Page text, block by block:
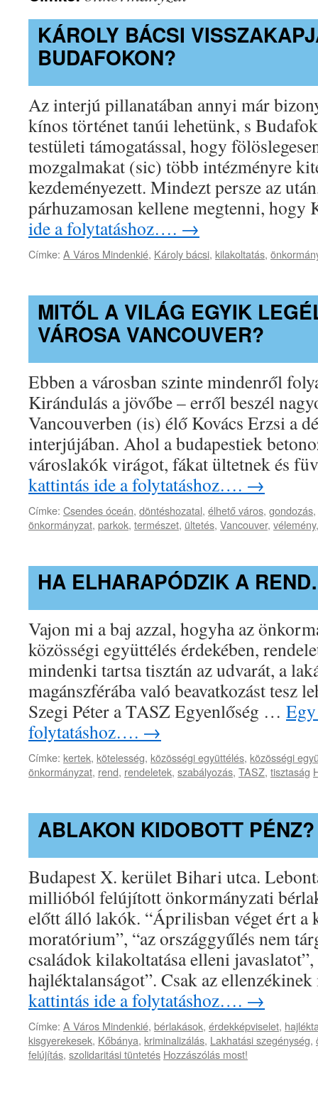
KÁROLY BÁCSI
BUDAFOKON?
Az interjú pillanatában annyi már
kínos történet tanúi lehetünk, s
testületi támogatással, hogy
mozgalmakat (sic) több intézményre
kezdeményezett. Mindezt persze az
párhuzamosan kellene megtenni,
ide a folytatáshoz…. →
Címke: A Város Mindenkié, Károly bácsi, kilakoltatás,
MITŐL A VILÁG EGYIK
VÁROSA VANCOUVER?
Ebben a városban szinte mindenről
Kirándulás a jövőbe – erről beszél
Vancouverben (is) élő Kovács Erzsi a
interjújában. Ahol a budapestiek
városlakók virágot, fákat ültetnek és
kattintás ide a folytatáshoz…. →
Címke: Csendes óceán, döntéshozatal, élhető város, gondozás,
önkormányzat, parkok, természet, ültetés, Vancouver, vélemény
HA ELHARAPÓDZIK A
Vajon mi a baj azzal, hogyha az
közösségi együttélés érdekében,
mindenki tartsa tisztán az udvarát, a
magánszférába való beavatkozást tesz
Szegi Péter a TASZ Egyenlőség …
folytatáshoz…. →
Címke: kertek, kötelesség, közösségi együttélés, közösségi
önkormányzat, rend, rendeletek, szabályozás, TASZ, tisztaság
ABLAKON KIDOBOTT PÉNZ?
Budapest X. kerület Bihari utca.
millióból felújított önkormányzati
előtt álló lakók. “Áprilisban véget ért a
moratórium”, “az országgyűlés nem
családok kilakoltatása elleni
hajléktalanságot”. Csak az
kattintás ide a folytatáshoz…. →
Címke: A Város Mindenkié, bérlakások, érdekképviselet,
kisgyerekesek, Kőbánya, kriminalizálás, Lakhatási szegénység,
felújítás, szolidaritási tüntetés Hozzászólás most!